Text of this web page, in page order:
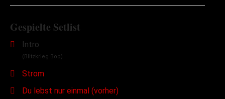
Gespielte Setlist
Intro
(Blitzkrieg Bop)
Strom
Du lebst nur einmal (vorher)